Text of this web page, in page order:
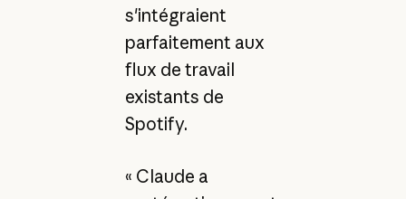
s'intégraient
parfaitement aux
flux de travail
existants de
Spotify.
« Claude a